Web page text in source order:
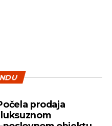
prodaja
objektu